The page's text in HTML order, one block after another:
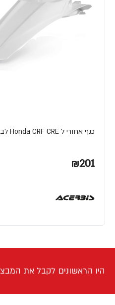
כנף אחורי ל Honda CRF CRE לבן
₪201
היו הראשונים לקבל את